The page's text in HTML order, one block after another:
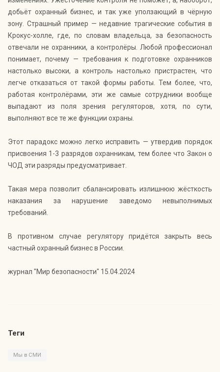
добьёт охранный бизнес, и так уже уползающий в чёрную
зону. Страшный пример — недавние трагические события в
Крокус-холле, где, по словам владельца, за безопасность
отвечали не охранники, а контролёры. Любой профессионал
понимает, почему — требования к подготовке охранников
настолько высоки, а контроль настолько пристрастен, что
легче отказаться от такой формы работы. Тем более, что,
работая контролёрами, эти же самые сотрудники вообще
выпадают из поля зрения регуляторов, хотя, по сути,
выполняют все те же функции охраны.
Этот парадокс можно легко исправить — утвердив порядок
присвоения 1-3 разрядов охранникам, тем более что Закон о
ЧОД эти разряды предусматривает.
Такая мера позволит сбалансировать излишнюю жёсткость
наказания за нарушение заведомо невыполнимых
требований.
В противном случае регулятору придётся закрыть весь
частный охранный бизнес в России.
журнал "Мир безопасности" 15.04.2024
Теги
Мы в СМИ